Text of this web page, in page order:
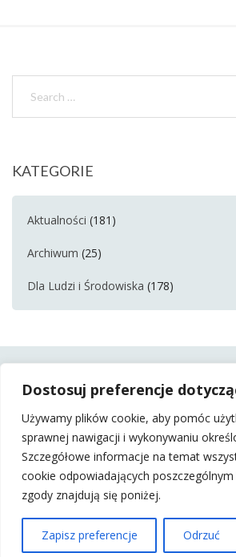
Dostosuj preferencje
Używamy plików cookie, aby pomóc
sprawnej nawigacji i wykonywaniu
Szczegółowe informacje na temat
cookie odpowiadających
zgody znajdują się poniżej.
Zapisz preferencje Odrzuć
KATEGORIE
Aktualności (181)
Archiwum (25)
Dla Ludzi i Środowiska (178)
WSZELKIE PRAWA
ZASTRZEŻONE